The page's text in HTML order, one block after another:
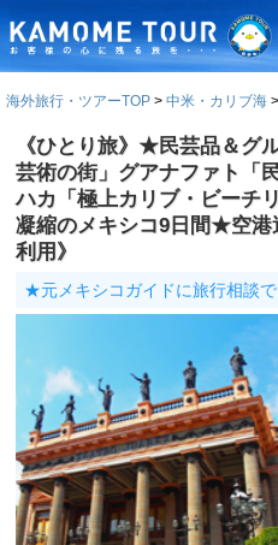
海外旅行・ツアーTOP 中米・カリブ海
《ひとり旅》★民芸品＆グ
芸術の街」グアナファト「
ハカ「極上カリブ・ビーチ
凝縮のメキシコ9日間★空港
利用》
★元メキシコガイドに旅行相談で